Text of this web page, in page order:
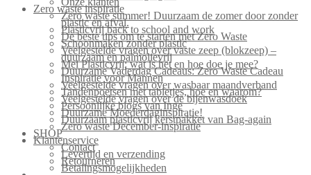
Zero waste inspiratie
Zero waste summer! Duurzaam de zomer door zonder
plastic en afval.
Plasticvrij back to school and work
De beste tips om te starten met Zero Waste
Schoonmaken zonder plastic
Veelgestelde vragen over vaste zeep (blokzeep) –
duurzaam en palmolievrij
Mei Plasticvrij: wat is het en hoe doe je mee?
Duurzame Vaderdag Cadeaus: Zero Waste Cadeau
Inspiratie voor Mannen
Veelgestelde vragen over wasbaar maandverband
Tandenpoetsen met tabletjes, hoe en waarom?
Veelgestelde vragen over de bijenwasdoek
Persoonlijke blogs van Inge
Duurzame Moederdaginspiratie!
Duurzaam plasticvrij kerstpakket van Bag-again
Zero waste December-inspiratie
SHOP
Klantenservice
Contact
Levertijd en verzending
Retourneren
Betalingsmogelijkheden